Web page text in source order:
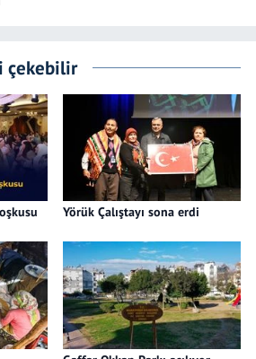
çekebilir
Yörük Çalıştayı sona erdi